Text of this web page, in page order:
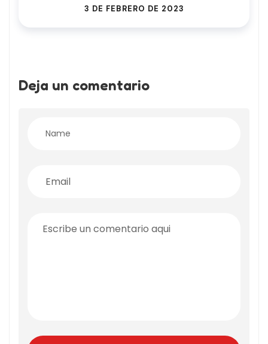
3 DE FEBRERO DE 2023
Deja un comentario